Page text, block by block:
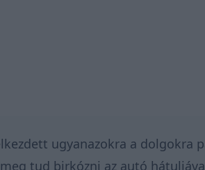
ugyanazokra a dolgokra
tud birkózni az autó